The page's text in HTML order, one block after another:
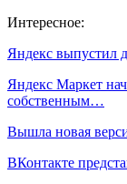
Интересное:
Яндекс выпустил
Яндекс Маркет
собственным…
Вышла новая
ВКонтакте